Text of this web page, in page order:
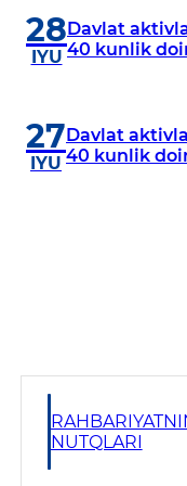
28
IYU
Davlat
40 kunlik
27
IYU
Davlat
40 kunlik
NUTQLARI